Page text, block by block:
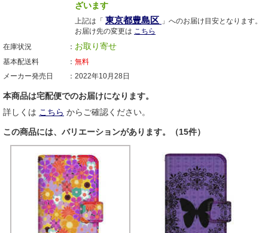
ざいます
上記は「 東京都豊島区 」へのお届け目安となります。
お届け先の変更は こちら
在庫状況
お取り寄せ
基本配送料
無料
メーカー発売日
2022年10月28日
本商品は宅配便でのお届けになります。
詳しくは こちら からご確認ください。
この商品には、バリエーションがあります。（15件）